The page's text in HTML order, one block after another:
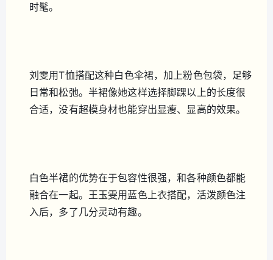
时髦。
刘雯用T恤搭配这种白色伞裙，加上粉色包袋，足够
日常和松弛。半裙像她这样选择脚踝以上的长度很
合适，没有超模身材也能穿出显瘦、显高的效果。
白色半裙的优势在于包容性很强，和各种颜色都能
融合在一起。王玉雯用蓝色上衣搭配，活泼颜色注
入后，多了几分灵动有趣。